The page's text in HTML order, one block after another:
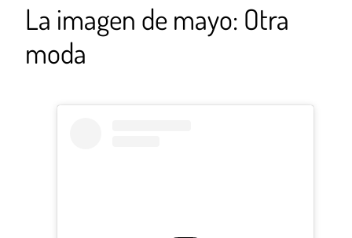
La imagen de mayo: Otra
moda